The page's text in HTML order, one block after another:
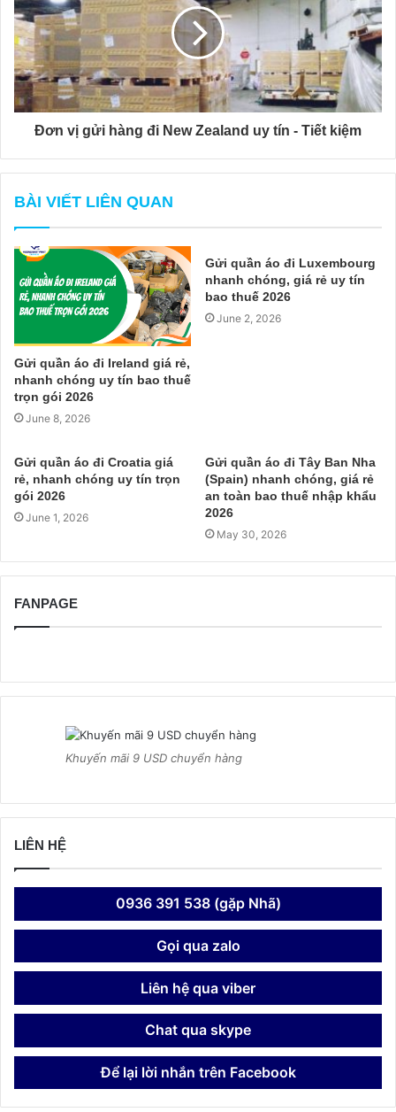
Đơn vị gửi hàng đi New Zealand uy tín - Tiết kiệm
BÀI VIẾT LIÊN QUAN
Gửi quần áo đi Ireland giá rẻ,
nhanh chóng uy tín bao thuế
trọn gói 2026
June 8, 2026
Gửi quần áo đi Luxembourg
nhanh chóng, giá rẻ uy tín
bao thuế 2026
June 2, 2026
Gửi quần áo đi Croatia giá
rẻ, nhanh chóng uy tín trọn
gói 2026
June 1, 2026
Gửi quần áo đi Tây Ban Nha
(Spain) nhanh chóng, giá rẻ
an toàn bao thuế nhập khẩu
2026
May 30, 2026
FANPAGE
Khuyến mãi 9 USD chuyển hàng
LIÊN HỆ
0936 391 538 (gặp Nhã)
Gọi qua zalo
Liên hệ qua viber
Chat qua skype
Để lại lời nhắn trên Facebook